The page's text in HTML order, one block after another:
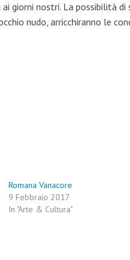
giorni nostri. La possibilità
nudo, arricchiranno le
Romana Vanacore
9 Febbraio 2017
In "Arte & Cultura"